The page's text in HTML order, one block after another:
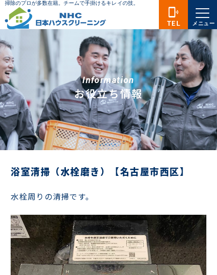
Information
お役立ち情報
浴室清掃（水栓磨き）【名古屋市西区】
水栓周りの清掃です。
phonelink_ring
TEL メニュー